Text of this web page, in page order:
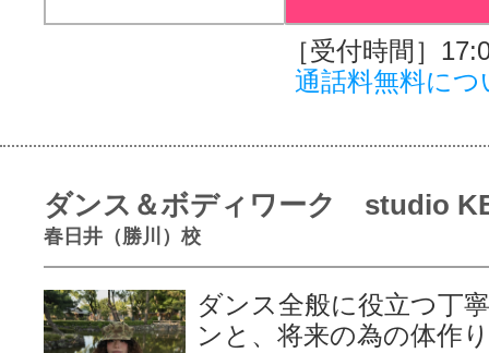
［受付時間］
通話料無料につ
ダンス＆ボディワーク studio
春日井（勝川）校
ダンス全般に役立つ丁
ンと、将来の為の体作